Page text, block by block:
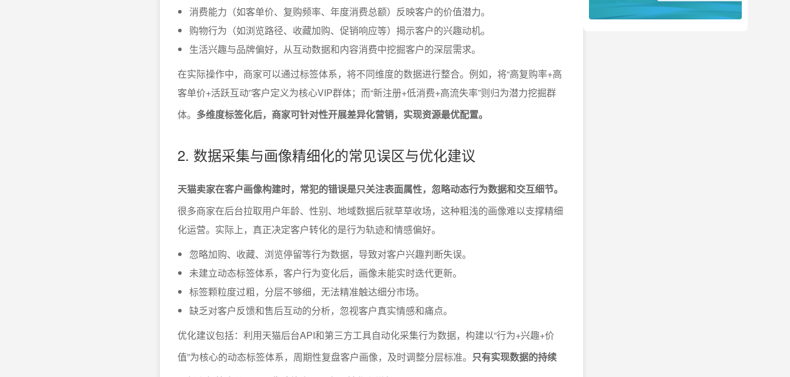
消费能力（如客单价、复购频率、年度消费总额）反映客户的价值潜力。
购物行为（如浏览路径、收藏加购、促销响应等）揭示客户的兴趣动机。
生活兴趣与品牌偏好，从互动数据和内容消费中挖掘客户的深层需求。
在实际操作中，商家可以通过标签体系，将不同维度的数据进行整合。例如，将“高复购率+高
客单价+活跃互动”客户定义为核心VIP群体；而“新注册+低消费+高流失率”则归为潜力挖掘群
体。 多维度标签化后，商家可针对性开展差异化营销，实现资源最优配置。
2. 数据采集与画像精细化的常见误区与优化建议
天猫卖家在客户画像构建时，常犯的错误是只关注表面属性，忽略动态行为数据和交互细节。
很多商家在后台拉取用户年龄、性别、地域数据后就草草收场，这种粗浅的画像难以支撑精细
化运营。实际上，真正决定客户转化的是行为轨迹和情感偏好。
忽略加购、收藏、浏览停留等行为数据，导致对客户兴趣判断失误。
未建立动态标签体系，客户行为变化后，画像未能实时迭代更新。
标签颗粒度过粗，分层不够细，无法精准触达细分市场。
缺乏对客户反馈和售后互动的分析，忽视客户真实情感和痛点。
优化建议包括：利用天猫后台API和第三方工具自动化采集行为数据，构建以“行为+兴趣+价
值”为核心的动态标签体系，周期性复盘客户画像，及时调整分层标准。 只有实现数据的持续